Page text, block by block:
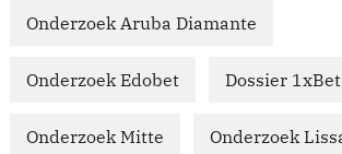
Onderzoek Aruba Diamante
Onderzoek Edobet Dossier 1xBet
Onderzoek Mitte Onderzoek